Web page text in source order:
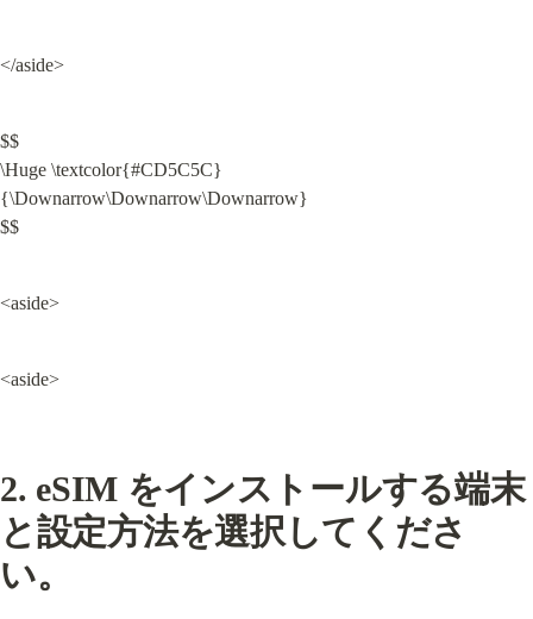
</aside>
$$
\Huge \textcolor{#CD5C5C}
{\Downarrow\Downarrow\Downarrow}
$$
<aside>
<aside>
2. eSIM をインストールする端末
と設定方法を選択してくださ
い。